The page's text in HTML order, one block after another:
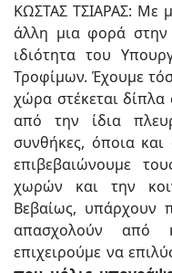
ΚΩΣΤΑΣ ΤΣΙΑΡΑΣ: Με
άλλη μια φορά
ιδιότητα του
Τροφίμων. Έχουμε
χώρα στέκεται δίπλα
από την ίδια
συνθήκες, όποια και
επιβεβαιώνουμε
χωρών και την
Βεβαίως, υπάρχουν
απασχολούν από
επιχειρούμε να